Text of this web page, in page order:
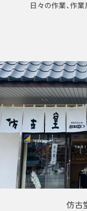
日々の作業、作業
仿古